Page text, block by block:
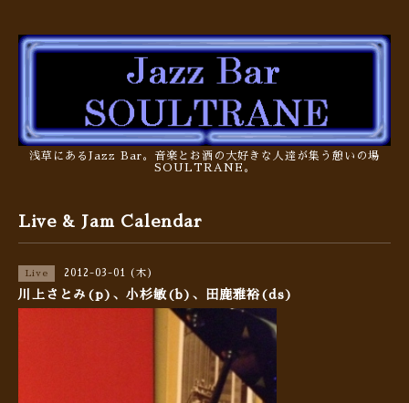
浅草にあるJazz Bar。音楽とお酒の大好きな人達が集う憩いの場
SOULTRANE。
Live & Jam Calendar
Live 2012-03-01 (木)
川上さとみ(p)、小杉敏(b)、田鹿雅裕(ds)